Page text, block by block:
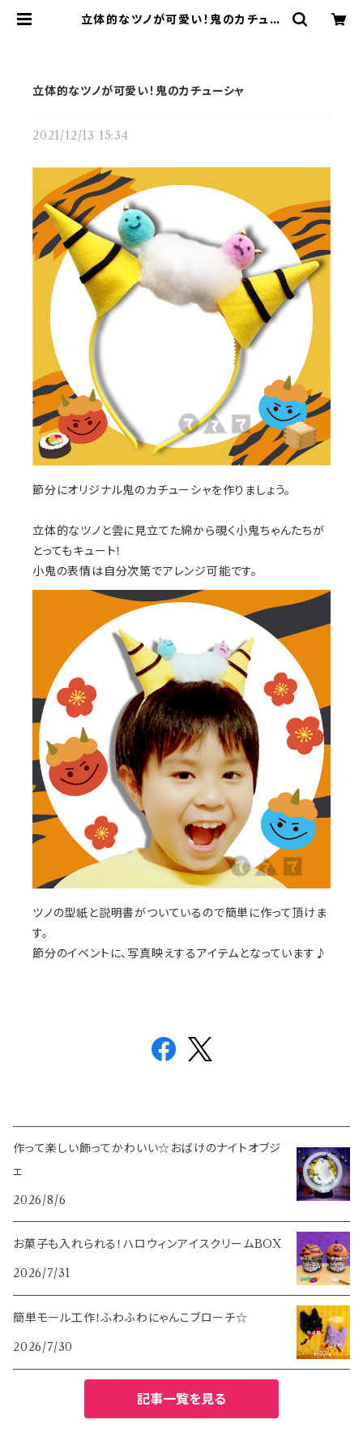
立体的なツノが可愛い！鬼のカチュー
立体的なツノが可愛い！鬼のカチューシャ
2021/12/13 15:34
節分にオリジナル鬼のカチューシャを作りましょう。
立体的なツノと雲に見立てた綿から覗く小鬼ちゃんたちが
とってもキュート！
小鬼の表情は自分次第でアレンジ可能です。
ツノの型紙と説明書がついているので簡単に作って頂けま
す。
節分のイベントに、写真映えするアイテムとなっています♪
作って楽しい飾ってかわいい☆おばけのナイトオブジ
ェ
2026/8/6
お菓子も入れられる！ハロウィンアイスクリームBOX
2026/7/31
簡単モール工作！ふわふわにゃんこブローチ☆
2026/7/30
記事一覧を見る